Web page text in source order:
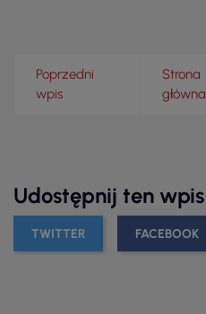
Poprzedni
wpis
Strona
główna
Udostępnij ten wpis
TWITTER FACEBOOK